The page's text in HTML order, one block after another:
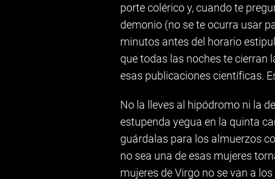
porte colérico y, cuando te
demonio (no se te ocurra usar
minutos antes del horario
que todas las noches te cierran
esas publicaciones científicas.
No la lleves al hipódromo ni la
estupenda yegua en la quinta
guárdalas para los almuerzos
no sea una de esas mujeres
mujeres de Virgo no se van a